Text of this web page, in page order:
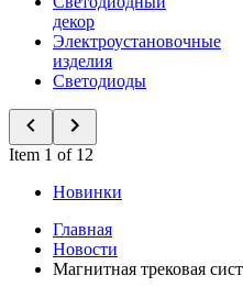
декор
Электроустановочные
изделия
Светодиоды
Item 1 of 12
Новинки
Главная
Новости
Магнитная трековая